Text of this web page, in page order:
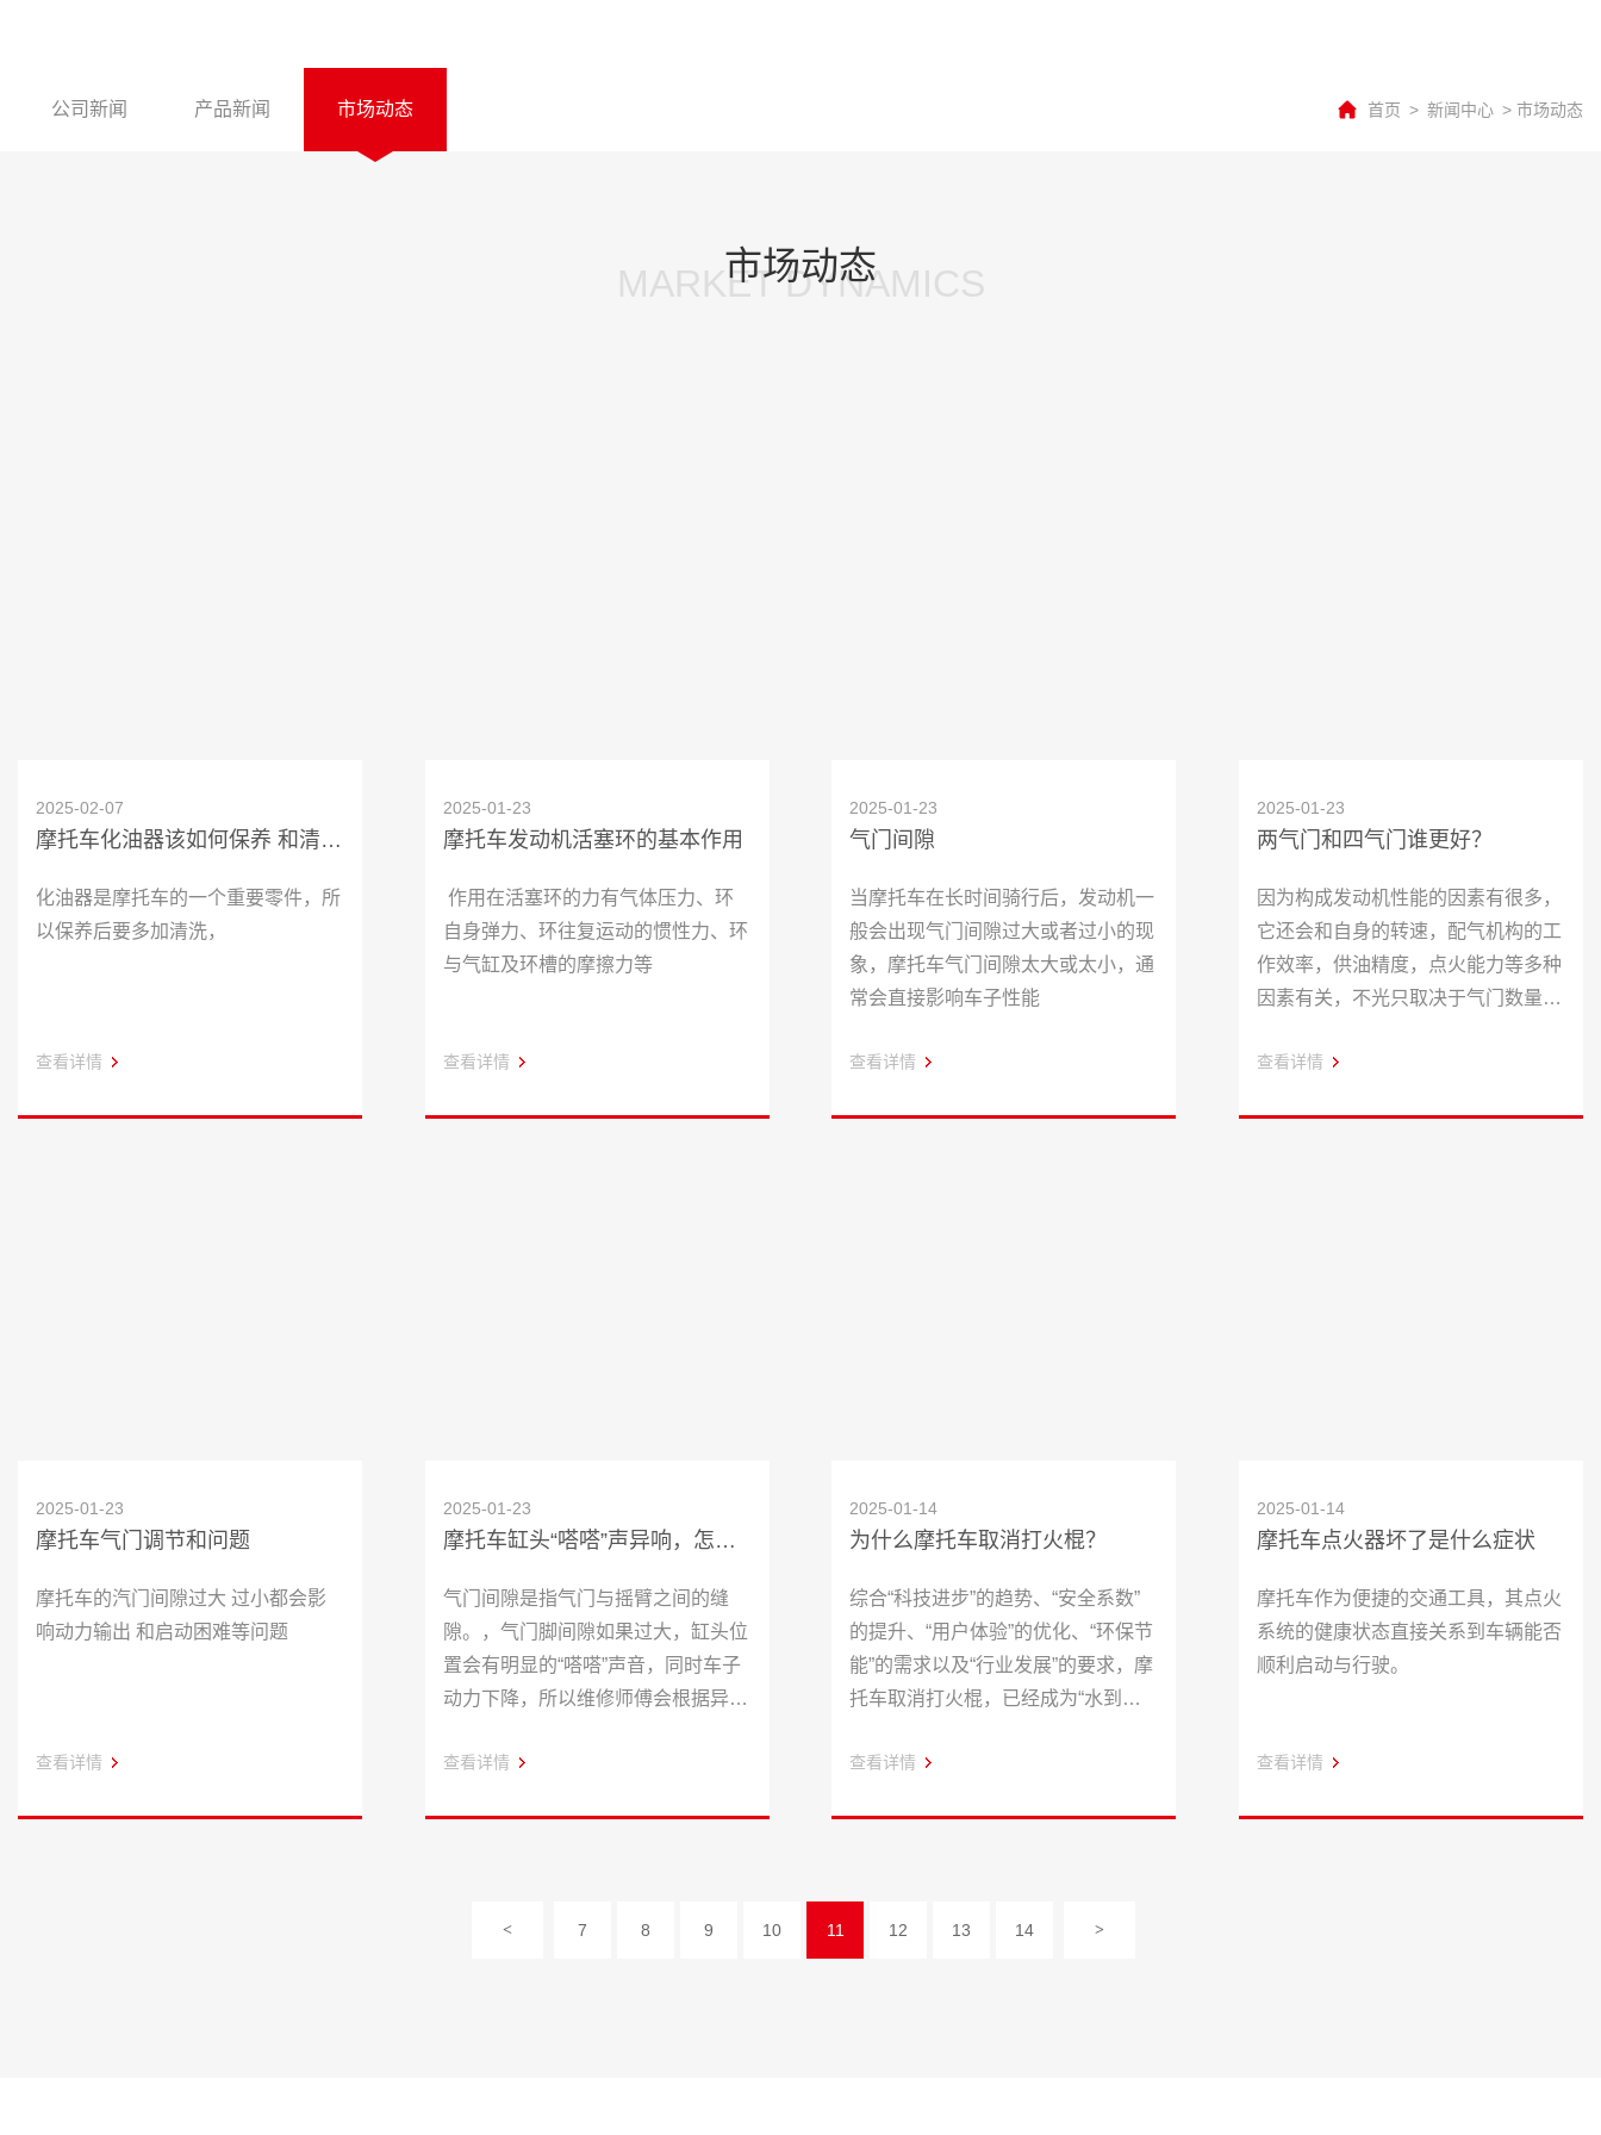
公司新闻 产品新闻 市场动态 首页 > 新闻中心 > 市场动态
市场动态
MARKET DYNAMICS
2025-02-07
摩托车化油器该如何保养 和清洗呢？
化油器是摩托车的一个重要零件，所
以保养后要多加清洗，
查看详情
2025-01-23
摩托车发动机活塞环的基本作用
作用在活塞环的力有气体压力、环
自身弹力、环往复运动的惯性力、环
与气缸及环槽的摩擦力等
查看详情
2025-01-23
气门间隙
当摩托车在长时间骑行后，发动机一
般会出现气门间隙过大或者过小的现
象，摩托车气门间隙太大或太小，通
常会直接影响车子性能
查看详情
2025-01-23
两气门和四气门谁更好？
因为构成发动机性能的因素有很多，
它还会和自身的转速，配气机构的工
作效率，供油精度，点火能力等多种
因素有关，不光只取决于气门数量，
查看详情
2025-01-23
摩托车气门调节和问题
摩托车的汽门间隙过大 过小都会影
响动力输出 和启动困难等问题
查看详情
2025-01-23
摩托车缸头“嗒嗒”声异响，怎么办更靠谱？
气门间隙是指气门与摇臂之间的缝
隙。，气门脚间隙如果过大，缸头位
置会有明显的“嗒嗒”声音，同时车子
动力下降，所以维修师傅会根据异响
查看详情
2025-01-14
为什么摩托车取消打火棍？
综合“科技进步”的趋势、“安全系数”
的提升、“用户体验”的优化、“环保节
能”的需求以及“行业发展”的要求，摩
托车取消打火棍，已经成为“水到渠
查看详情
2025-01-14
摩托车点火器坏了是什么症状
摩托车作为便捷的交通工具，其点火
系统的健康状态直接关系到车辆能否
顺利启动与行驶。
查看详情
< 7 8 9 10 11 12 13 14 >